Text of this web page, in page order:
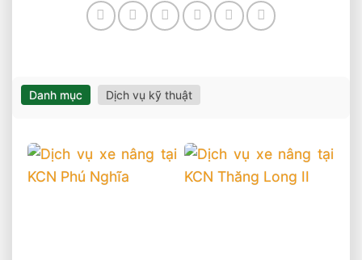
Danh mục Dịch vụ kỹ thuật